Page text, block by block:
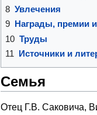
8 Увлечения
9 Награды, премии
10 Труды
11 Источники и
Семья
Отец Г.В. Саковича,